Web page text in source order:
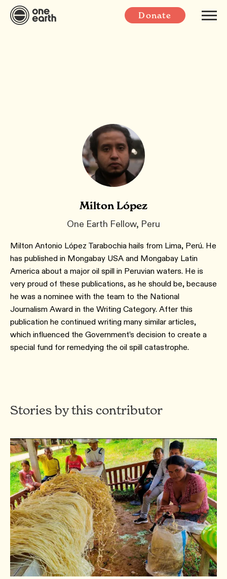
Donate
Milton López
One Earth Fellow, Peru
Milton Antonio López Tarabochia hails from Lima, Perú. He
has published in Mongabay USA and Mongabay Latin
America about a major oil spill in Peruvian waters. He is
very proud of these publications, as he should be, because
he was a nominee with the team to the National
Journalism Award in the Writing Category. After this
publication he continued writing many similar articles,
which influenced the Government’s decision to create a
special fund for remedying the oil spill catastrophe.
Stories by this contributor